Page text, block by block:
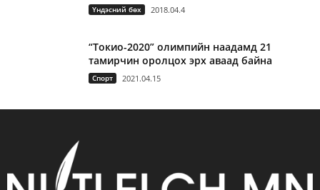
Үндэсний бөх 2018.04.4
“Токио-2020” олимпийн наадамд 21
тамирчин оролцох эрх аваад байна
Спорт 2021.04.15